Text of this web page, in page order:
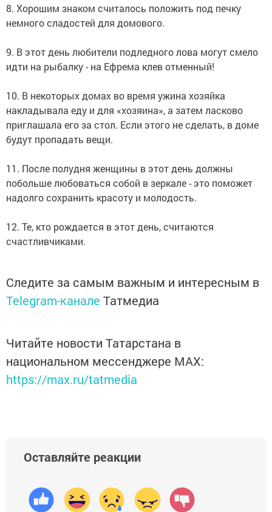
8. Хорошим знаком считалось положить под печку
немного сладостей для домового.
9. В этот день любители подледного лова могут смело
идти на рыбалку - на Ефрема клев отменный!
10. В некоторых домах во время ужина хозяйка
накладывала еду и для «хозяина», а затем ласково
приглашала его за стол. Если этого не сделать, в доме
будут пропадать вещи.
11. После полудня женщины в этот день должны
побольше любоваться собой в зеркале - это поможет
надолго сохранить красоту и молодость.
12. Те, кто рождается в этот день, считаются
счастливчиками.
Следите за самым важным и интересным в
Telegram-канале Татмедиа
Читайте новости Татарстана в
национальном мессенджере MАХ:
https://max.ru/tatmedia
Оставляйте реакции